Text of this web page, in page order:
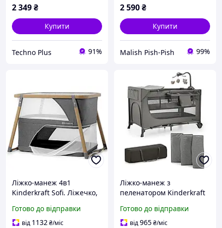
2 349₴
Купити
Techno Plus 91%
2 590₴
Купити
Malish Pish-Pish 99%
Ліжко-манеж 4в1
Kinderkraft Sofi. Ліжечко,
туристичне ліжечко,
виробництво Польща
Готово до відправки
від 1132₴/міс
Ліжко-манеж з
пеленатором Kinderkraft
трансформер для
новонароджених 3в1
Готово до відправки
від965₴/міс